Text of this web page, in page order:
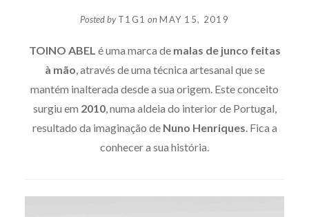
Posted byT1G1 onMAY 15, 2019
TOINO ABEL é uma marca demalas de junco feitas
à mão, através de uma técnica artesanal que se
mantém inalterada desde a sua origem. Este conceito
surgiu em 2010, numa aldeia do interior de Portugal,
resultado da imaginação de Nuno Henriques. Fica a
conhecer a sua história.